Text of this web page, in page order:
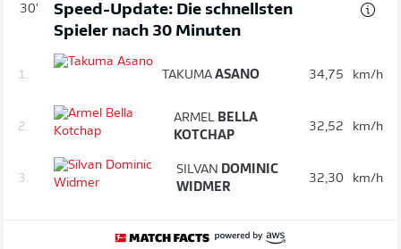
30'
Speed-Update: Die schnellsten
Spieler nach 30 Minuten
1. TAKUMA ASANO 34,75 km/h
2.
ARMEL BELLA
KOTCHAP
32,52 km/h
3.
SILVAN DOMINIC
WIDMER
32,30 km/h